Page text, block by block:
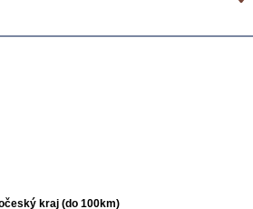
kraj (do 100km)